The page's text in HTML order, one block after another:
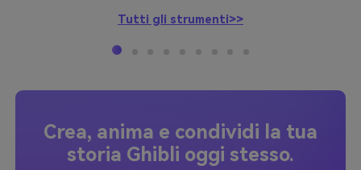
Tutti gli strumenti>>
Crea, anima e condividi la tua
storia Ghibli oggi stesso.